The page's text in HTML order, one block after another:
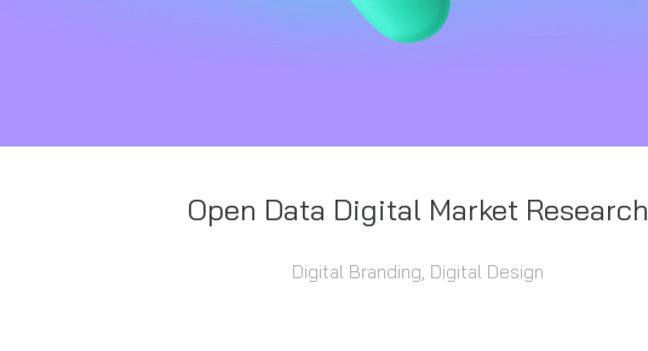
Digital Branding, Digital Design
Open Data Digital Market Research